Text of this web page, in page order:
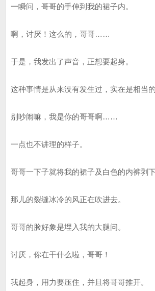
一瞬问，哥哥的手伸到我的裙子内。
啊，讨厌！这么的，哥哥……
于是，我发出了声音，正想要起身。
这种事情是从来没有发生过，实在是相当的
别吵闹嘛，我是你的哥哥啊……
一点也不讲理的样子。
哥哥一下子就将我的裙子及白色的内裤剥下
那儿的裂缝冰冷的风正在吹进去。
哥哥的脸好象是埋入我的大腿问。
讨厌，你在干什么啦，哥哥！
我起身，用力要压住，并且将哥哥推开。